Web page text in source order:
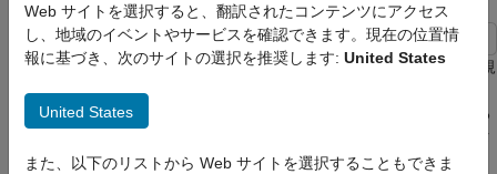
数学
大きさが異なるデータの正規化
項目一覧
この例では、griddataを使った散布データの内挿の結果を、正規
化を使用して改善する方法を説明します。正規化を使用すると、
内挿の結果を改善できる場合もありますが、解の精度が低下する
場合もあります。正規化を使用するかどうかは、内挿するデータ
の性質に基づいて判断します。
Web サイトを選択すると、翻訳されたコンテンツにアクセス
し、地域のイベントやサービスを確認できます。現在の位置情
報に基づき、次のサイトの選択を推奨します: United States
United States
また、以下のリストから Web サイトを選択することもできま